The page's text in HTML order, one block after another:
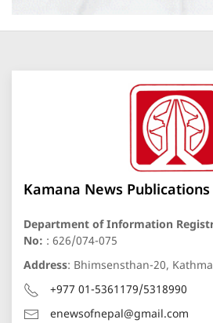
Kamana News
Department of Information
No: : 626/074-075
Address: Bhimsensthan-20,
+977 01-5361179/5318990
enewsofnepal@gmail.com